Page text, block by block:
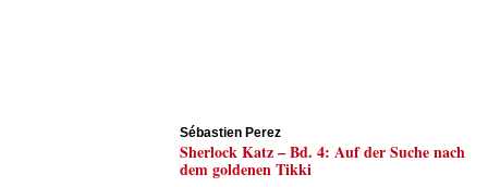
Sébastien Perez
Sherlock Katz – Bd. 4: Auf der Suche nach
dem goldenen Tikki